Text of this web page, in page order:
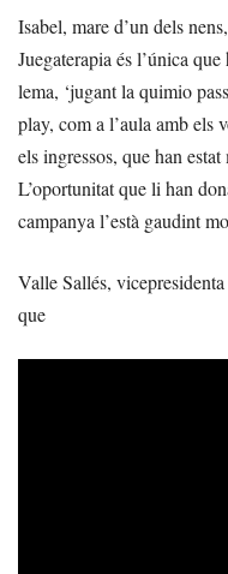
Isabel, mare d’un dels
Juegaterapia és l’única
lema, ‘jugant la quimio
play, com a l’aula amb
els ingressos, que han
L’oportunitat que li han
campanya l’està gaudint
Valle Sallés,
que